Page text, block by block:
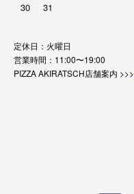
30
31
定休日：火曜日
営業時間：11:00〜19:00
PIZZA AKIRATSCH店舗案内 >>>